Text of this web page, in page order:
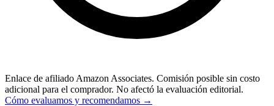
Enlace de afiliado Amazon Associates. Comisión posible sin costo
adicional para el comprador. No afectó la evaluación editorial.
Cómo evaluamos y recomendamos →